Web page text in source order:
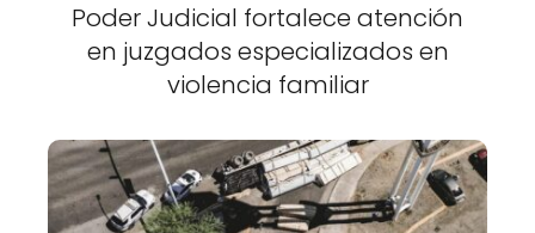
Poder Judicial fortalece atención
en juzgados especializados en
violencia familiar